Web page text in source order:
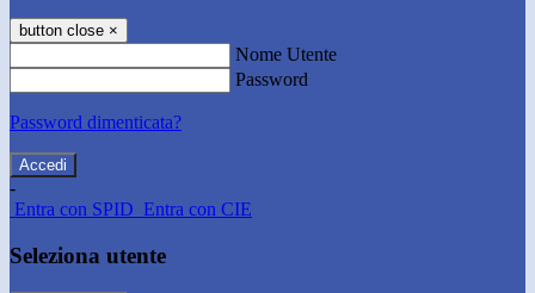
button close ×
Nome Utente
Password
Password dimenticata?
-
Entra con SPID Entra con CIE
Seleziona utente